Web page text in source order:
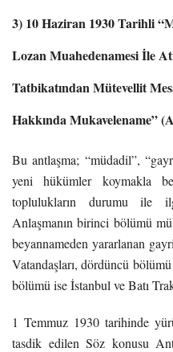
3) 10 Haziran 1930 Tarihli
Lozan Muahedenamesi İle
Tatbikatından Mütevellit
Hakkında Mukavelename”
Bu antlaşma; “müdadil”,
yeni hükümler koymakla
toplulukların durumu ile
Anlaşmanın birinci bölümü
beyannameden yararlanan
Vatandaşları, dördüncü
bölümü ise İstanbul ve Batı
1 Temmuz 1930 tarihinde
tasdik edilen Söz konusu